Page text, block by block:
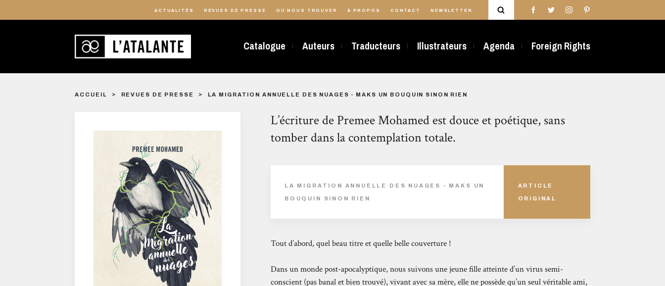
ACTUALITÉS REVUES DE PRESSE OÙ NOUS TROUVER À PROPOS CONTACT NEWSLETTER
Catalogue Auteurs Traducteurs Illustrateurs Agenda Foreign Rights
ACCUEIL REVUES DE PRESSE LA MIGRATION ANNUELLE DES NUAGES - MAKS UN BOUQUIN SINON RIEN
L’écriture de Premee Mohamed est douce et poétique, sans
tomber dans la contemplation totale.
LA MIGRATION ANNUELLE DES NUAGES - MAKS UN
BOUQUIN SINON RIEN
ARTICLE
ORIGINAL
Tout d’abord, quel beau titre et quelle belle couverture !
Dans un monde post-apocalyptique, nous suivons une jeune fille atteinte d’un virus semi-
conscient (pas banal et bien trouvé), vivant avec sa mère, elle ne possède qu’un seul véritable ami,